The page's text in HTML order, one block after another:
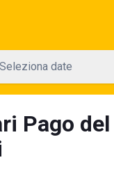
Seleziona date
Pago